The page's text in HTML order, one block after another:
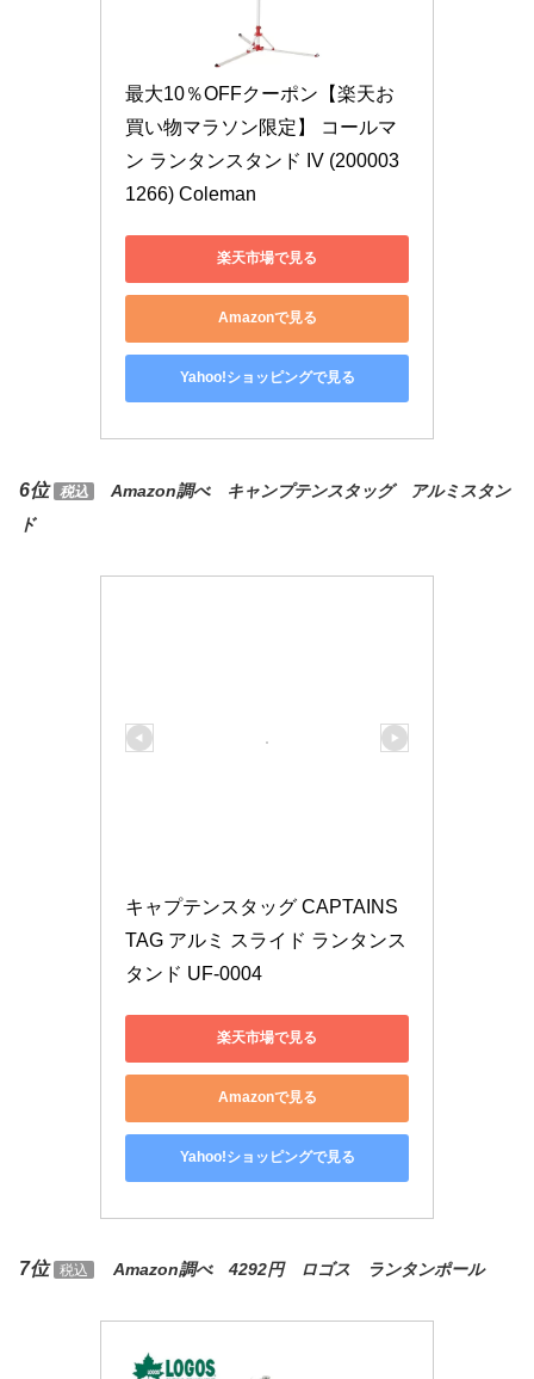
最大10％OFFクーポン【楽天お
買い物マラソン限定】 コールマ
ン ランタンスタンド IV (200003
1266) Coleman
楽天市場で見る
Amazonで見る
Yahoo!ショッピングで見る
6位 税込
Amazon調べ キャンプテンスタッグ アルミスタン
ド
キャプテンスタッグ CAPTAINS
TAG アルミ スライド ランタンス
タンド UF-0004
楽天市場で見る
Amazonで見る
Yahoo!ショッピングで見る
7位 税込 Amazon調べ 4292円 ロゴス ランタンポール